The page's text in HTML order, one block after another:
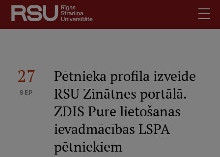
Skip
main
content
SearchMobile
augšējā
izvēlne
For Employers
27
SEP
Pētnieka profila izveide
RSU Zinātnes portālā.
ZDIS Pure lietošanas
ievadmācības LSPA
pētniekiem